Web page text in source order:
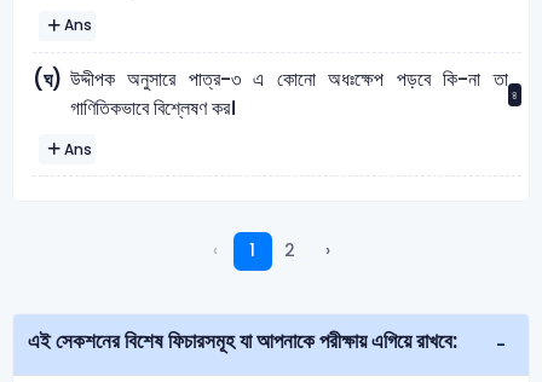
Ans
(ঘ) উদ্দীপক অনুসারে পাত্র-৩ এ কোনো অধঃক্ষেপ পড়বে কি-না তা
গাণিতিকভাবে বিশ্লেষণ কর।
৪
Ans
‹ 1 2 ›
এই সেকশনের বিশেষ ফিচারসমূহ যা আপনাকে পরীক্ষায় এগিয়ে রাখবে: